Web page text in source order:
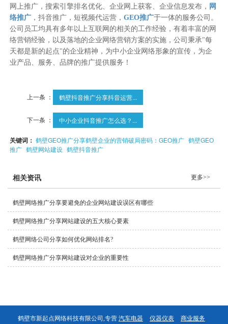
网上推广，搜索引擎排名优化、企业网上获客、企业信息发布， 网
络推广 ，抖音推广，短视频代运营，GEO推广于一体的服务公司。
公司员工均具有多年以上互联网的相关的工作经验，有着丰富的网
络营销经验，以及落地的企业网络营销方案的实施，公司秉承"每
天都是新的起点"的企业精神，为中小企业网络形象的宣传，为企
业产品、服务、品牌的推广提供服务！
上一条 ： 鹤壁抖音推广分享抖音运营...
下一条 ： 中小企业抖音推广怎么选？...
关键词：鹤壁GEO推广分享鹤壁企业的营销破局密码：GEO推广 鹤壁GEO
推广 鹤壁网站建设 鹤壁抖音推广
相关资讯 更多>>
鹤壁网络推广分享要避免的企业网站建设误区有哪些
鹤壁网络推广分享网站建设的五大核心要素
鹤壁网络公司分享如何优化网站排名?
鹤壁网络推广分享网站建设对企业的重要性
鹤壁市新起点网络科技有限公司,专营 汽车电器 仪器仪表 商业服务